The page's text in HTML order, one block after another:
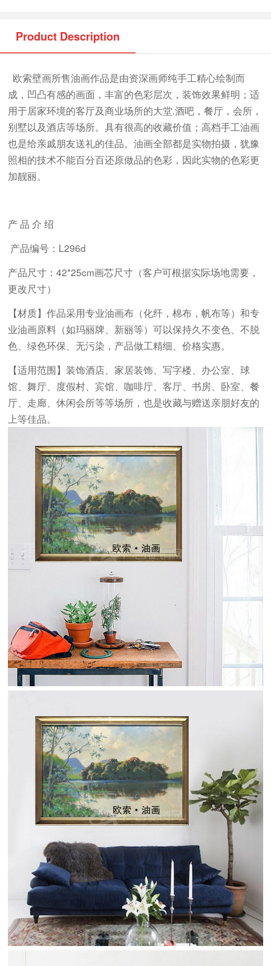
Product Description
欧索壁画所售油画作品是由资深画师纯手工精心绘制而
成，凹凸有感的画面，丰富的色彩层次，装饰效果鲜明；适
用于居家环境的客厅及商业场所的大堂.酒吧，餐厅，会所，
别墅以及酒店等场所。具有很高的收藏价值；高档手工油画
也是给亲戚朋友送礼的佳品。油画全部都是实物拍摄，犹豫
照相的技术不能百分百还原做品的色彩，因此实物的色彩更
加靓丽。
产 品 介 绍
产品编号：L296d
产品尺寸： 42*25cm画芯尺寸（客户可根据实际场地需要，
更改尺寸）
【材质】作品采用专业油画布（化纤，棉布，帆布等）和专
业油画原料（如玛丽牌、新丽等）可以保持久不变色、不脱
色、绿色环保、无污染，产品做工精细、价格实惠。
【适用范围】装饰酒店、家居装饰、写字楼、办公室、球
馆、舞厅、度假村、宾馆、咖啡厅、客厅、书房、卧室、餐
厅、走廊、休闲会所等等场所，也是收藏与赠送亲朋好友的
上等佳品。